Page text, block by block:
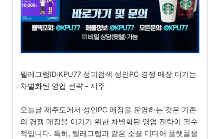
텔레그램ID:KPU77 성피검색 성인PC 경쟁 매장 이기는
차별화된 영업 전략 - 제주
오늘날 제주도에서 성인PC 매장을 운영하는 것은 기존
의 경쟁 매장을 이기기 위한 차별화된 영업 전략이 필수
적입니다. 특히, 텔레그램과 같은 소셜 미디어 플랫폼을